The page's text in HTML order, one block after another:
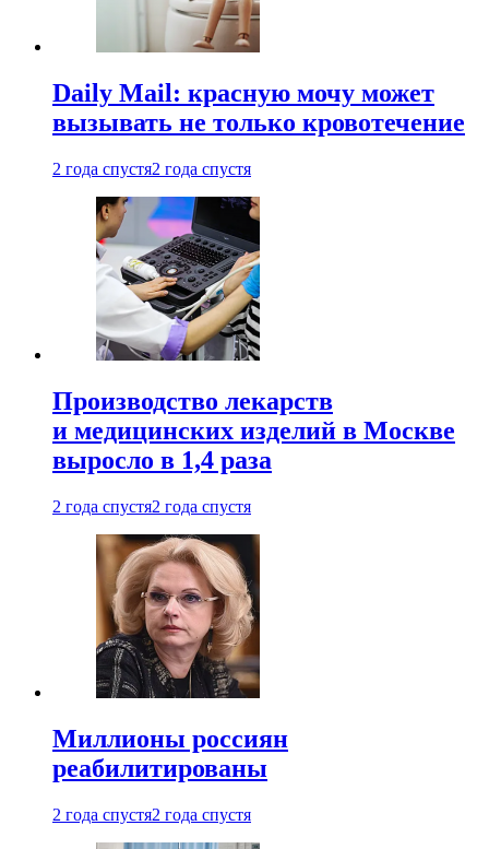
Daily Mail: красную мочу может
вызывать не только кровотечение
2 года спустя2 года спустя
Производство лекарств
и медицинских изделий в Москве
выросло в 1,4 раза
2 года спустя2 года спустя
Миллионы россиян
реабилитированы
2 года спустя2 года спустя